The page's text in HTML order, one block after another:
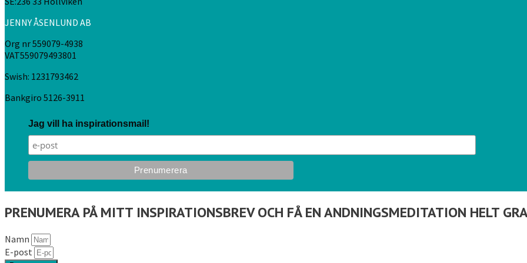
JENNY ÅSENLUND AB
Org nr 559079-4938
VAT559079493801
Swish: 1231793462
Bankgiro 5126-3911
Jag vill ha inspirationsmail!
PRENUMERA PÅ MITT INSPIRATIONSBREV OCH FÅ EN ANDNINGSMEDITATION HELT
Namn
E-post